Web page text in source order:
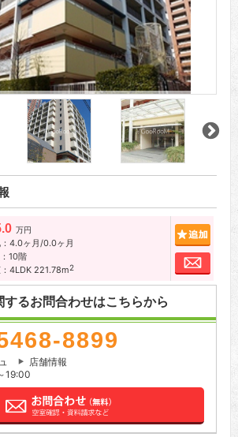
万円
4.0ヶ月/0.0ヶ月
10階
4LDK 221.78m2
お問
するお問合わせはこちらから
8899
店舗情報
19:00